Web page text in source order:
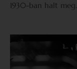
1930-ban halt meg.